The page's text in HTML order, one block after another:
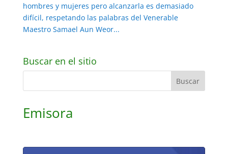
hombres y mujeres pero alcanzarla es demasiado
difícil, respetando las palabras del Venerable
Maestro Samael Aun Weor...
Buscar en el sitio
Emisora
Reproductor